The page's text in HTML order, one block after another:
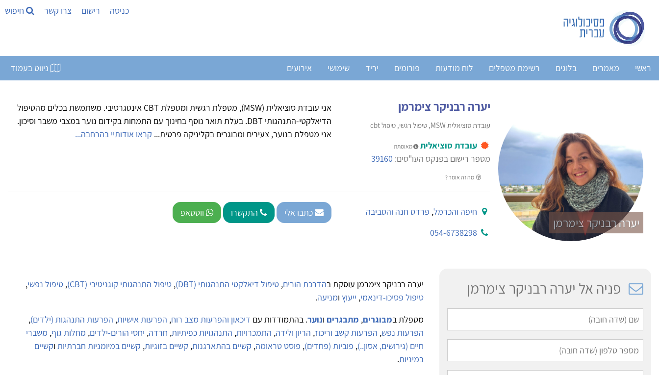
כניסה רישום צרו קשר חיפוש
ראשי מאמרים בלוגים רשימת מטפלים לוח מודעות פורומים יריד שימושי אירועים ניווט בעמוד
יערה רבניקר צימרמן
יערה רבניקר צימרמן
עובדת סוציאלית MSW, טיפול רגשי, טיפול cbt
עובדת סוציאלית מאומתת
מספר רישום בפנקס העו"סים: 39160
מה זה אומר ?
אני עובדת סוציאלית (MSW), מטפלת רגשית ומטפלת CBT אינטגרטיבי. משתמשת בכלים מהטיפול
הדיאלקטי-התנהגותי DBT. בעלת תואר נוסף בחינוך עם התמחות בקידום נוער במצבי משבר וסיכון.
אני מטפלת בנוער, צעירים ומבוגרים בקליניקה פרטית... קראו אודותיי בהרחבה...
חיפה והכרמל, פרדס חנה והסביבה
054-6738298
כתבו אלי התקשרו ווטסאפ
פניה אל יערה רבניקר צימרמן יערה רבניקר צימרמן עוסקת בהדרכת הורים, טיפול דיאלקטי התנהגותי (DBT) , טיפול התנהגותי קוגניטיבי (CBT) , טיפול נפשי,
טיפול פסיכו-דינאמי, ייעוץ ומניעה.
מטפלת במבוגרים, מתבגרים ונוער. בהתמודדות עם דיכאון והפרעות מצב רוח, הפרעות אישיות, הפרעות התנהגות (ילדים),
הפרעות נפש, הפרעות קשב וריכוז, הריון ולידה, התמכרויות, התנהגויות כפיתיות, חרדה, יחסי הורים-ילדים, מחלות גוף, משברי
חיים (גירושים, אסון..), פוביות (פחדים), פוסט טראומה, קשיים בהתארגנות, קשיים בזוגיות, קשיים במיומניות חברתיות וקשיים
במיניות.